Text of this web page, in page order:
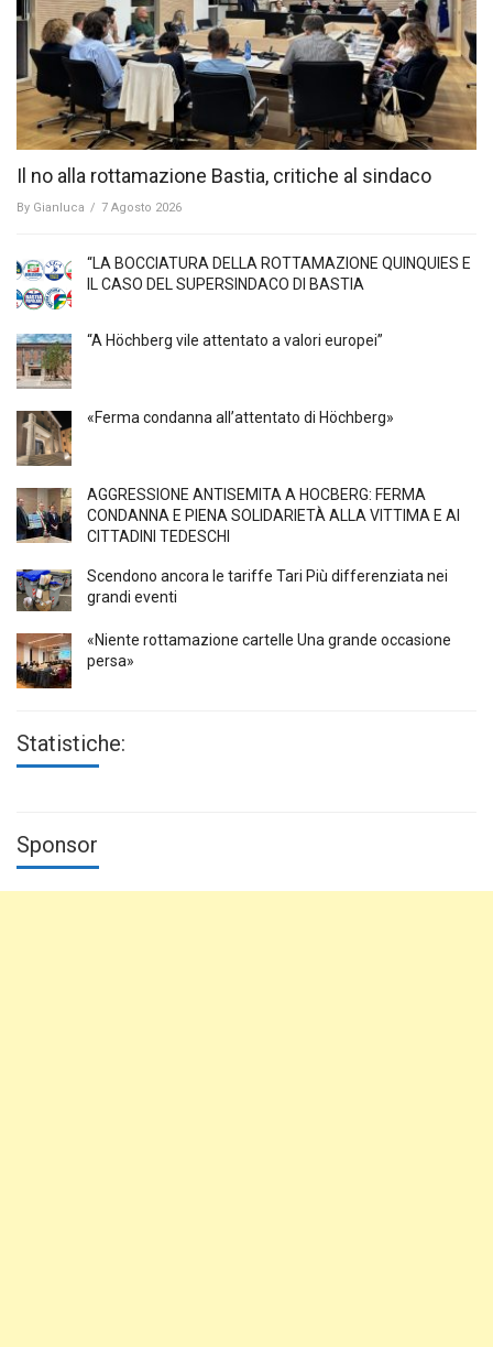
Il no alla rottamazione Bastia, critiche al sindaco
By Gianluca / 7 Agosto 2026
“LA BOCCIATURA DELLA ROTTAMAZIONE QUINQUIES E
IL CASO DEL SUPERSINDACO DI BASTIA
“A Höchberg vile attentato a valori europei”
«Ferma condanna all’attentato di Höchberg»
AGGRESSIONE ANTISEMITA A HÖCBERG: FERMA
CONDANNA E PIENA SOLIDARIETÀ ALLA VITTIMA E AI
CITTADINI TEDESCHI
Scendono ancora le tariffe Tari Più differenziata nei
grandi eventi
«Niente rottamazione cartelle Una grande occasione
persa»
Statistiche:
Sponsor